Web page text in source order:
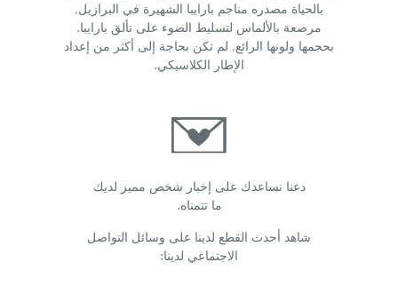
بالحياة مصدره مناجم بارايبا الشهيرة في البرازيل,
مرصعة بالألماس لتسليط الضوء على تألق بارايبا.
بحجمها ولونها الرائع, لم تكن بحاجة إلى أكثر من إعداد
الإطار الكلاسيكي.
دعنا نساعدك على إخبار شخص مميز لديك
ما تتمناه.
شاهد أحدث القطع لدينا على وسائل التواصل
الاجتماعي لدينا: